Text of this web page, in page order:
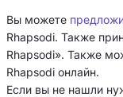
Вы можете
Rhapsodi. Также
Rhapsodi». Также
Rhapsodi онлайн.
Если вы не нашли